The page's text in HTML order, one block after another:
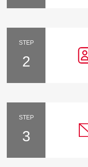
STEP
2
STEP
3